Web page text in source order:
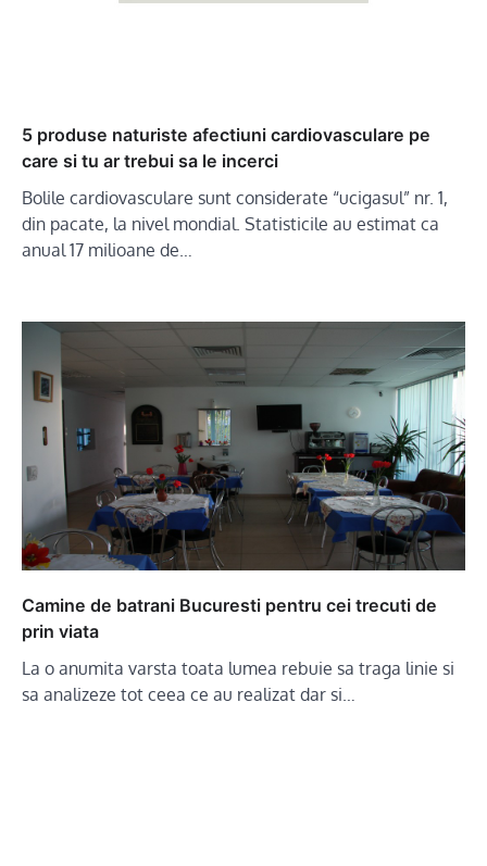
5 produse naturiste afectiuni cardiovasculare pe
care si tu ar trebui sa le incerci
Bolile cardiovasculare sunt considerate “ucigasul” nr. 1,
din pacate, la nivel mondial. Statisticile au estimat ca
anual 17 milioane de…
Camine de batrani Bucuresti pentru cei trecuti de
prin viata
La o anumita varsta toata lumea rebuie sa traga linie si
sa analizeze tot ceea ce au realizat dar si…